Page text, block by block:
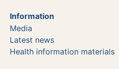
Information
Media
Latest news
Health information materials